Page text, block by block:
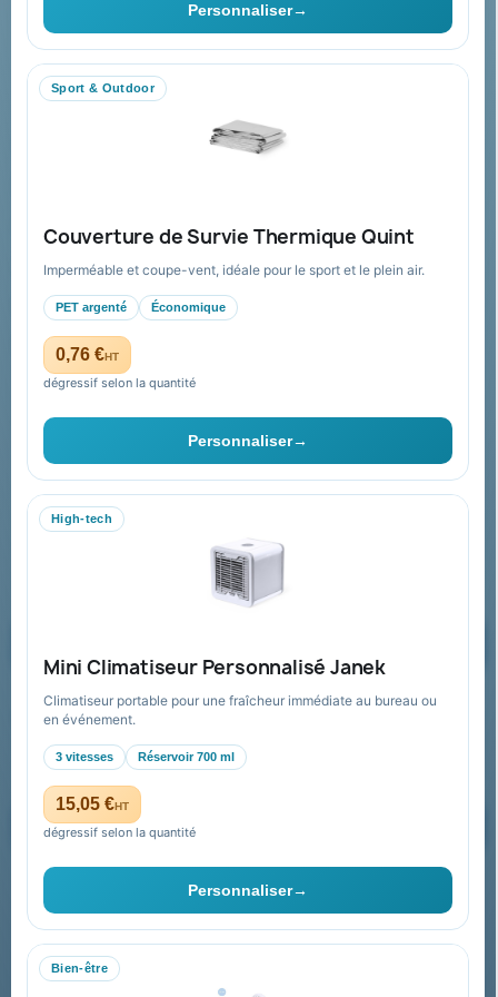
Personnaliser→
Sport & Outdoor
Couverture de Survie Thermique Quint
Imperméable et coupe-vent, idéale pour le sport et le plein air.
PET argenté Économique
0,76 €HT
dégressif selon la quantité
Personnaliser→
High-tech
Mini Climatiseur Personnalisé Janek
Climatiseur portable pour une fraîcheur immédiate au bureau ou
en événement.
3 vitesses Réservoir 700 ml
15,05 €HT
dégressif selon la quantité
Personnaliser→
Bien-être
Livraison
Nous contacter
FAQ sur Promenoch Goodies Pub France
Conditions de retour
Paiement sécurisé
Plan du site
Contact & devis
06 09 53 17 41
WhatsApp
equipe@promenoch-goodies.com
Recevez nos offres spéciales
Vous pouvez vous désinscrire à tout moment. Vous trouverez pour
cela nos informations de contact dans les conditions d'utilisation du
site.